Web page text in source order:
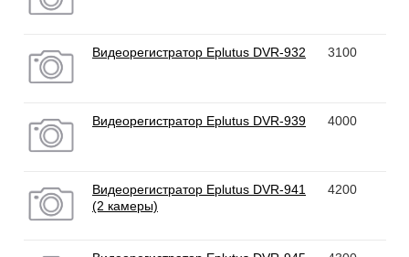
Видеорегистратор Eplutus DVR-932 3100
Видеорегистратор Eplutus DVR-939 4000
Видеорегистратор Eplutus DVR-941
(2 камеры)
4200